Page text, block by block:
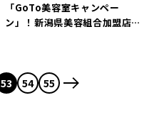
「GoTo美容室キャンペー
ン」！新潟県美容組合加盟店を
53 54 55